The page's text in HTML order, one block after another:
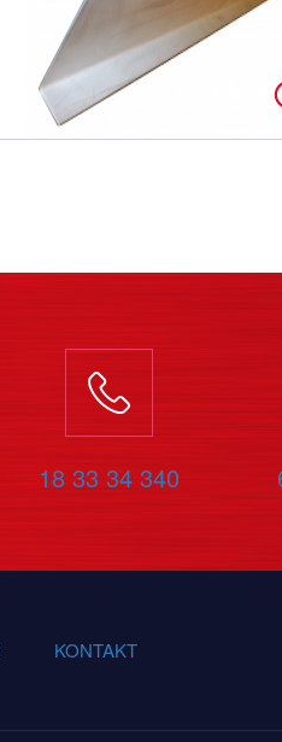
18 33 34 340
KONTAKT